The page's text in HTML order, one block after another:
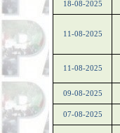
18-08-2025
11-08-2025
11-08-2025
09-08-2025
07-08-2025